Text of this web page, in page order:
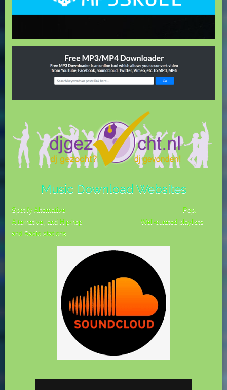
Music Download Websites
Spotify Alternative
Pop,
Alternative, and Hip-hop Well-curated playlists
and Radio stations